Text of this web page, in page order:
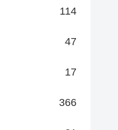
114
47
17
366